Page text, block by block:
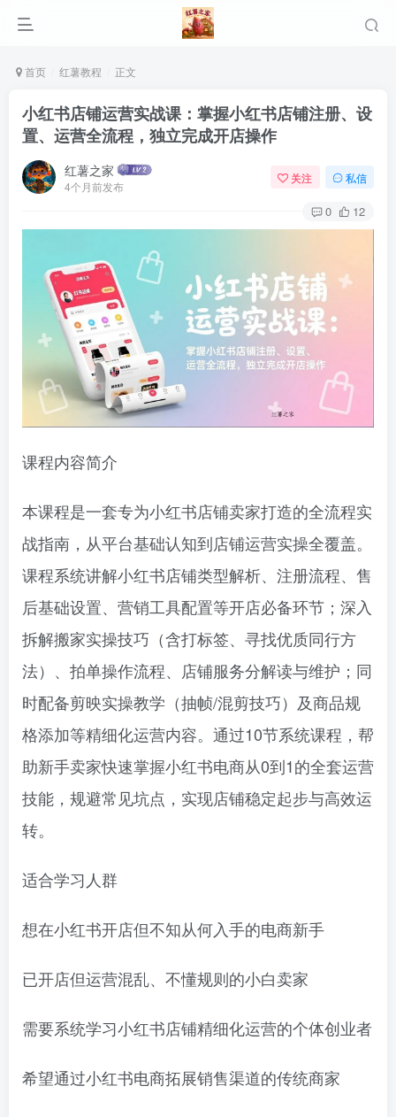
首页 红薯教程 正文
小红书店铺运营实战课：掌握小红书店铺注册、设
置、运营全流程，独立完成开店操作
红薯之家
4个月前发布
关注 私信
0 12
课程内容简介
本课程是一套专为小红书店铺卖家打造的全流程实
战指南，从平台基础认知到店铺运营实操全覆盖。
课程系统讲解小红书店铺类型解析、注册流程、售
后基础设置、营销工具配置等开店必备环节；深入
拆解搬家实操技巧（含打标签、寻找优质同行方
法）、拍单操作流程、店铺服务分解读与维护；同
时配备剪映实操教学（抽帧/混剪技巧）及商品规
格添加等精细化运营内容。通过10节系统课程，帮
助新手卖家快速掌握小红书电商从0到1的全套运营
技能，规避常见坑点，实现店铺稳定起步与高效运
转。
适合学习人群
想在小红书开店但不知从何入手的电商新手
已开店但运营混乱、不懂规则的小白卖家
需要系统学习小红书店铺精细化运营的个体创业者
希望通过小红书电商拓展销售渠道的传统商家